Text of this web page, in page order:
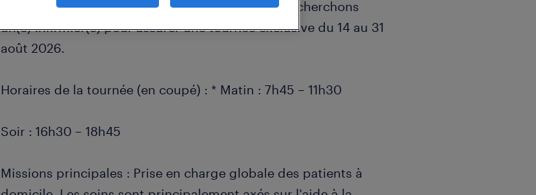
Dans le cadre d'un remplacement estival, nous recherchons
un(e) Infirmier(e) pour assurer une tournée exclusive du 14 au 31
août 2026.
Horaires de la tournée (en coupé) : * Matin : 7h45 – 11h30
Soir : 16h30 – 18h45
Missions principales : Prise en charge globale des patients à